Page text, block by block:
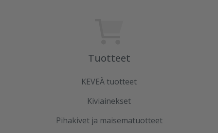
Tuotteet
KEVEÄ tuotteet
Kiviainekset
Pihakivet ja maisematuotteet